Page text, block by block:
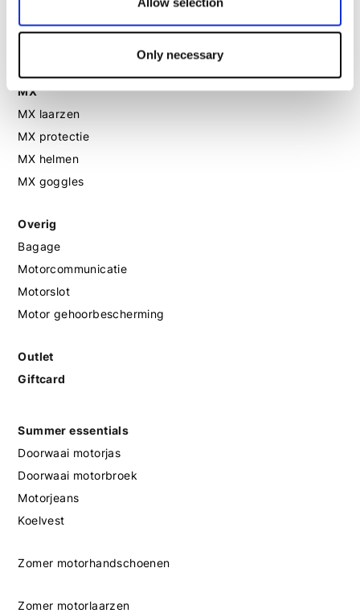
Only necessary
Motorschoenen dames
MX
MX laarzen
MX protectie
MX helmen
MX goggles
Overig
Bagage
Motorcommunicatie
Motorslot
Motor gehoorbescherming
Outlet
Giftcard
Summer essentials
Doorwaai motorjas
Doorwaai motorbroek
Motorjeans
Koelvest
Zomer motorhandschoenen
Zomer motorlaarzen